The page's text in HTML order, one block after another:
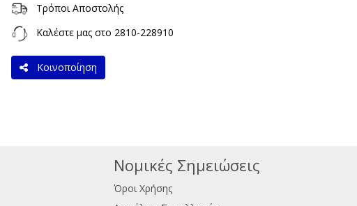
Τρόποι Αποστολής
Καλέστε μας στο 2810-228910
Κοινοποίηση
Νομικές Σημειώσεις
Όροι Χρήσης